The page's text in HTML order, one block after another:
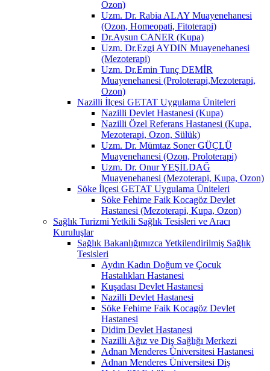
Ozon)
Uzm. Dr. Rabia ALAY Muayenehanesi
(Ozon, Homeopati, Fitoterapi)
Dr.Aysun CANER (Kupa)
Uzm. Dr.Ezgi AYDIN Muayenehanesi
(Mezoterapi)
Uzm. Dr.Emin Tunç DEMİR
Muayenehanesi (Proloterapi,Mezoterapi,
Ozon)
Nazilli İlçesi GETAT Uygulama Üniteleri
Nazilli Devlet Hastanesi (Kupa)
Nazilli Özel Referans Hastanesi (Kupa,
Mezoterapi, Ozon, Sülük)
Uzm. Dr. Mümtaz Soner GÜÇLÜ
Muayenehanesi (Ozon, Proloterapi)
Uzm. Dr. Onur YEŞİLDAĞ
Muayenehanesi (Mezoterapi, Kupa, Ozon)
Söke İlçesi GETAT Uygulama Üniteleri
Söke Fehime Faik Kocagöz Devlet
Hastanesi (Mezoterapi, Kupa, Ozon)
Sağlık Turizmi Yetkili Sağlık Tesisleri ve Aracı
Kuruluşlar
Sağlık Bakanlığımızca Yetkilendirilmiş Sağlık
Tesisleri
Aydın Kadın Doğum ve Çocuk
Hastalıkları Hastanesi
Kuşadası Devlet Hastanesi
Nazilli Devlet Hastanesi
Söke Fehime Faik Kocagöz Devlet
Hastanesi
Didim Devlet Hastanesi
Nazilli Ağız ve Diş Sağlığı Merkezi
Adnan Menderes Üniversitesi Hastanesi
Adnan Menderes Üniversitesi Diş